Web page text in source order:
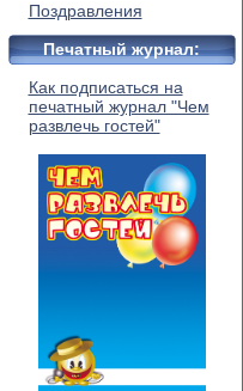
Поздравления
Печатный журнал:
Как подписаться на
печатный журнал "Чем
развлечь гостей"